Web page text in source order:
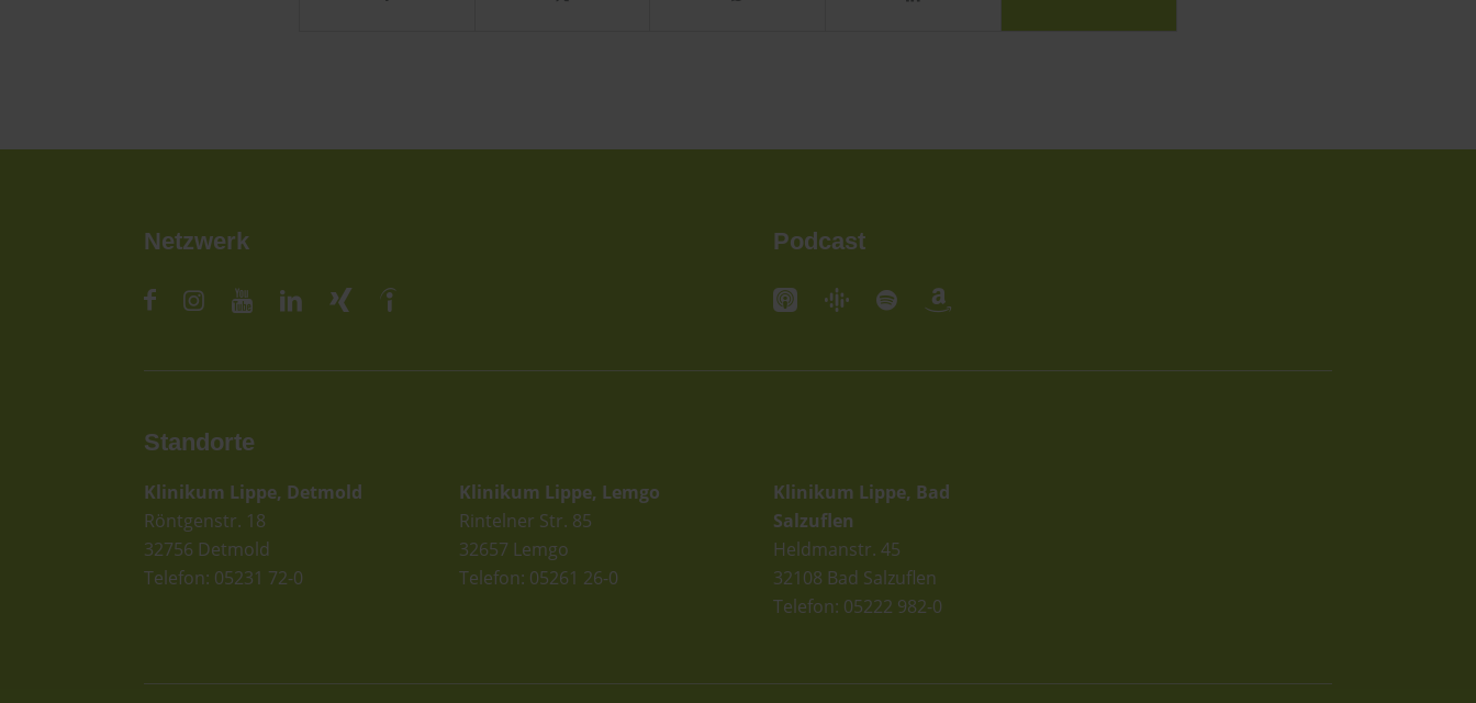
Netzwerk Podcast
Standorte
Klinikum Lippe, Detmold
Röntgenstr. 18
32756 Detmold
Telefon: 05231 72-0
Klinikum Lippe, Lemgo
Rintelner Str. 85
32657 Lemgo
Telefon: 05261 26-0
Klinikum Lippe, Bad
Salzuflen
Heldmanstr. 45
32108 Bad Salzuflen
Telefon: 05222 982-0